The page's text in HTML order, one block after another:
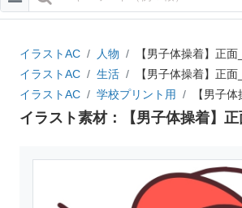
イラストAC 人物
【男子体操着】正面
イラストAC
生活
【男子体操着】正面
イラストAC
学校プリント用 【男子
イラスト素材：【男子体操着】正